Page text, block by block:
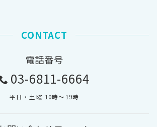
CONTACT
電話番号
03-6811-6664
平日・土曜 10時〜19時